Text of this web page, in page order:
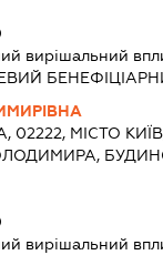
вирішальний
02222, МІСТО
вирішальний